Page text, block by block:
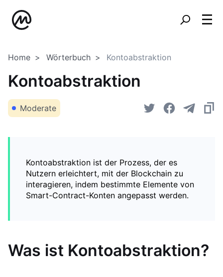
Home Wörterbuch Kontoabstraktion
Kontoabstraktion
Moderate
Kontoabstraktion ist der Prozess, der es
Nutzern erleichtert, mit der Blockchain zu
interagieren, indem bestimmte Elemente von
Smart-Contract-Konten angepasst werden.
Was ist Kontoabstraktion?